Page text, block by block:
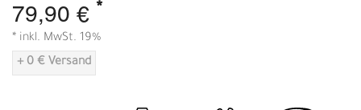
79,90 € *
* inkl. MwSt. 19%
+ 0 € Versand